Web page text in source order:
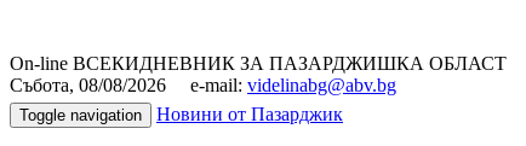
On-line ВСЕКИДНЕВНИК ЗА ПАЗАРДЖИШКА ОБЛАСТ
Събота, 08/08/2026 e-mail: videlinabg@abv.bg
Toggle navigation Новини от Пазарджик